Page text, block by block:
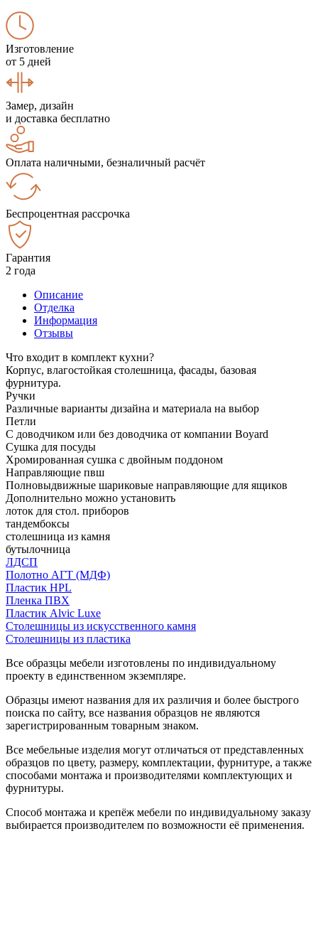
Изготовление
от 5 дней
Замер, дизайн
и доставка бесплатно
Оплата наличными, безналичный расчёт
Беспроцентная рассрочка
Гарантия
2 года
Описание
Отделка
Информация
Отзывы
Что входит в комплект кухни?
Корпус, влагостойкая столешница, фасады, базовая
фурнитура.
Ручки
Различные варианты дизайна и материала на выбор
Петли
С доводчиком или без доводчика от компании Boyard
Сушка для посуды
Хромированная сушка с двойным поддоном
Направляющие пвш
Полновыдвижные шариковые направляющие для ящиков
Дополнительно можно установить
лоток для стол. приборов
тандембоксы
столешница из камня
бутылочница
ЛДСП
Полотно АГТ (МДФ)
Пластик HPL
Пленка ПВХ
Пластик Alvic Luxe
Столешницы из искусственного камня
Столешницы из пластика
Все образцы мебели изготовлены по индивидуальному
проекту в единственном экземпляре.
Образцы имеют названия для их различия и более быстрого
поиска по сайту, все названия образцов не являются
зарегистрированным товарным знаком.
Все мебельные изделия могут отличаться от представленных
образцов по цвету, размеру, комплектации, фурнитуре, а также
способами монтажа и производителями комплектующих и
фурнитуры.
Способ монтажа и крепёж мебели по индивидуальному заказу
выбирается производителем по возможности её применения.